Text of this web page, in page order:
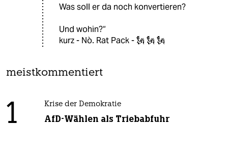
Was soll er da noch konvertieren?
Und wohin?“
kurz - Nò. Rat Pack - 🗽 🗽 🗽
meistkommentiert
1 Krise der Demokratie
AfD-Wählen als Triebabfuhr